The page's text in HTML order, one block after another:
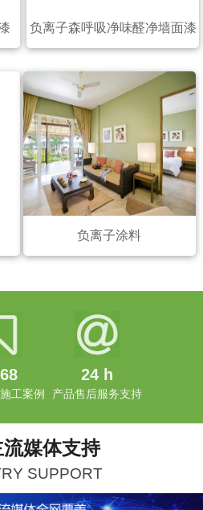
负离子森呼吸净味醛净墙面漆
负离子涂料
工案例
24 h
产品售后服务支持
媒体支持
SUPPORT